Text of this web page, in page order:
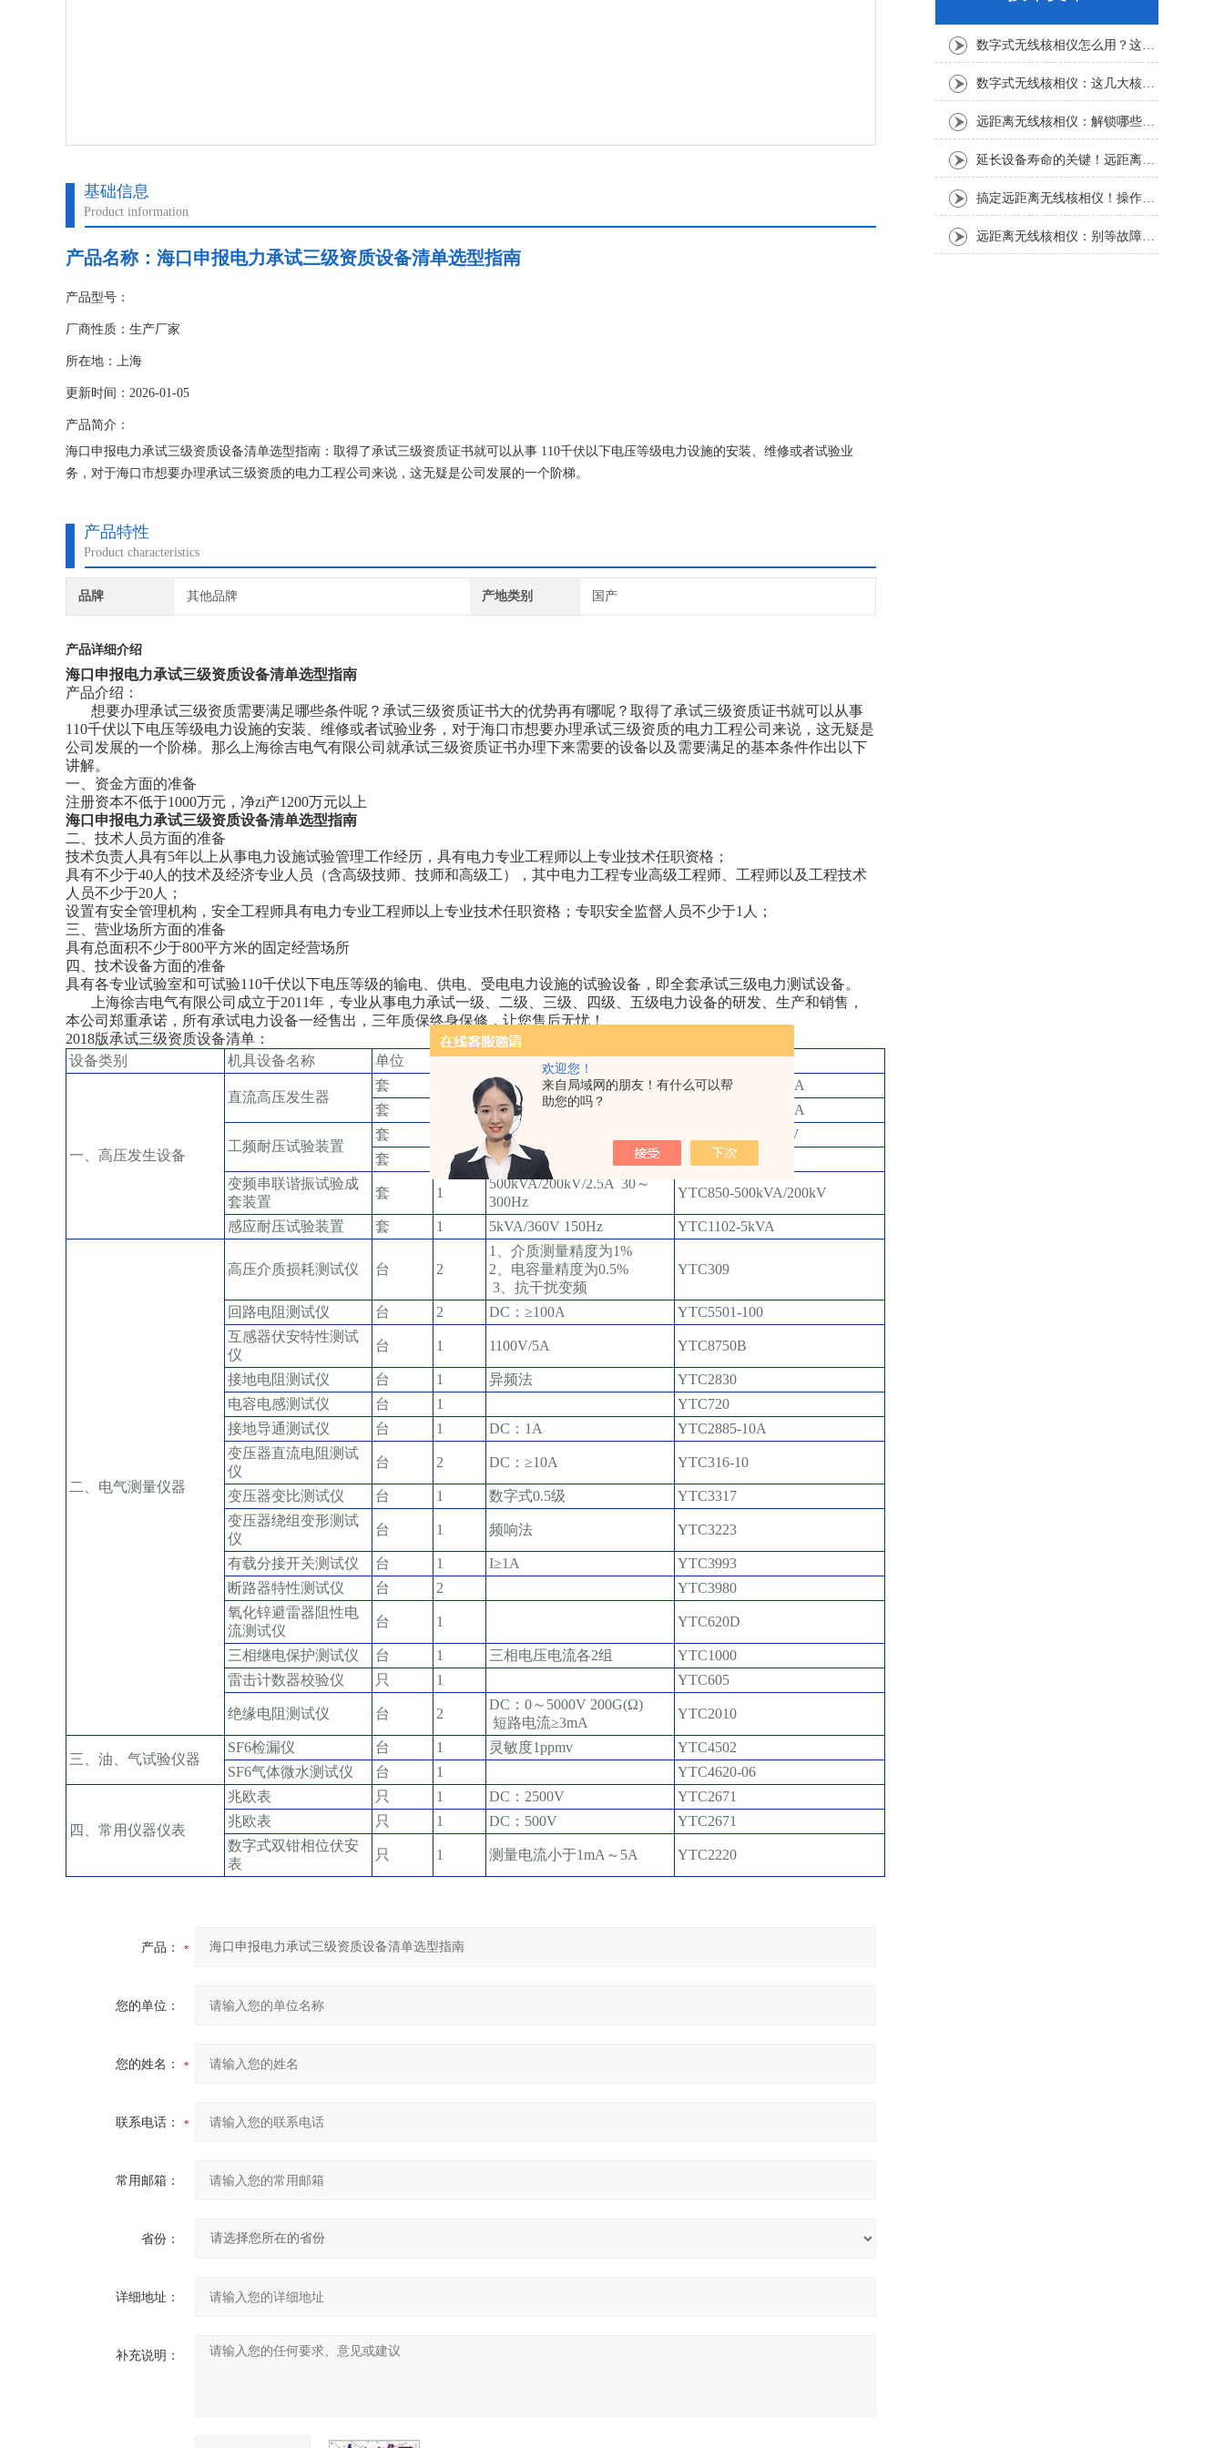
欢迎您！
来自局域网的朋友！有什么可以帮
助您的吗？
基础信息
Product information
产品名称： 海口申报电力承试三级资质设备清单选型指南
产品型号：
厂商性质：生产厂家
所在地：上海
更新时间：2026-01-05
产品简介：
海口申报电力承试三级资质设备清单选型指南：取得了承试三级资质证书就可以从事 110千伏以下电压等级电力设施的安装、维修或者试验业
务，对于海口市想要办理承试三级资质的电力工程公司来说，这无疑是公司发展的一个阶梯。
产品特性
Product characteristics
品牌 其他品牌 产地类别 国产
产品详细介绍
海口申报电力承试三级资质设备清单选型指南
产品介绍：
想要办理承试三级资质需要满足哪些条件呢？承试三级资质证书大的优势再有哪呢？取得了承试三级资质证书就可以从事
110千伏以下电压等级电力设施的安装、维修或者试验业务，对于海口市想要办理承试三级资质的电力工程公司来说，这无疑是
公司发展的一个阶梯。那么上海徐吉电气有限公司就承试三级资质证书办理下来需要的设备以及需要满足的基本条件作出以下
讲解。
一、资金方面的准备
注册资本不低于1000万元，净zi产1200万元以上
海口申报电力承试三级资质设备清单选型指南
二、技术人员方面的准备
技术负责人具有5年以上从事电力设施试验管理工作经历，具有电力专业工程师以上专业技术任职资格；
具有不少于40人的技术及经济专业人员（含高级技师、技师和高级工），其中电力工程专业高级工程师、工程师以及工程技术
人员不少于20人；
设置有安全管理机构，安全工程师具有电力专业工程师以上专业技术任职资格；专职安全监督人员不少于1人；
三、营业场所方面的准备
具有总面积不少于800平方米的固定经营场所
四、技术设备方面的准备
具有各专业试验室和可试验110千伏以下电压等级的输电、供电、受电电力设施的试验设备，即全套承试三级电力测试设备。
上海徐吉电气有限公司成立于2011年，专业从事电力承试一级、二级、三级、四级、五级电力设备的研发、生产和销售，
本公司郑重承诺，所有承试电力设备一经售出，三年质保终身保修，让您售后无忧！
2018版承试三级资质设备清单：
设备类别
机具设备名称 单位 数量 规 格 规格型号
一、高压发生设备
直流高压发生器
套 DC：200kV/3mA
YTCZG-200kV/3mA
套
DC：120kV/2mA YTCZG-120kV/2mA
工频耐压试验装置
套 AC：10kVA/100kV
YD-J-10kVA/100kV
套
AC:5kVA/50kV
YD-J-5kVA/50kV
变频串联谐振试验成
套装置
套 1
500kVA/200kV/2.5A 30～
300Hz
YTC850-500kVA/200kV
感应耐压试验装置 套 1 5kVA/360V 150Hz YTC1102-5kVA
二、电气测量仪器
高压介质损耗测试仪 台 2
1、介质测量精度为1%
2、电容量精度为0.5%
3、抗干扰变频
YTC309
回路电阻测试仪 台 2 DC：≥100A
YTC5501-100
互感器伏安特性测试
仪
台 1 1100V/5A YTC8750B
接地电阻测试仪 台 1 异频法
YTC2830
电容电感测试仪
台 1
YTC720
接地导通测试仪
台 1 DC：1A
YTC2885-10A
变压器直流电阻测试
仪
台 2 DC：≥10A YTC316-10
变压器变比测试仪 台 1 数字式0.5级
YTC3317
变压器绕组变形测试
仪
台 1 频响法 YTC3223
有载分接开关测试仪 台 1 I≥1A
YTC3993
断路器特性测试仪
台 2
YTC3980
氧化锌避雷器阻性电
流测试仪
台 1 YTC620D
三相继电保护测试仪 台 1 三相电压电流各2组
YTC1000
雷击计数器校验仪
只 1 YTC605
绝缘电阻测试仪 台 2
DC：0～5000V 200G(Ω)
短路电流≥3mA
YTC2010
三、油、气试验仪器
SF6检漏仪 台 1 灵敏度1ppmv
YTC4502
SF6气体微水测试仪
台 1 YTC4620-06
四、常用仪器仪表
兆欧表 只 1 DC：2500V
YTC2671
兆欧表
只 1 DC：500V
YTC2671
数字式双钳相位伏安
表
只 1 测量电流小于1mA～5A YTC2220
产品：
您的单位：
您的姓名：
联系电话：
常用邮箱：
省份：
详细地址：
补充说明：
数字式无线核相仪怎么用？这份实操指南，新手也能轻松上手
数字式无线核相仪：这几大核心特点，让核相作业效率直接“提速”
远距离无线核相仪：解锁哪些“看不见”的电力适配场景？
延长设备寿命的关键！远距离无线核相仪的保养细节，资深运维都在悄悄用
搞定远距离无线核相仪！操作步骤全梳理，每一步都讲透
远距离无线核相仪：别等故障才重视！这份维护保养指南请收好